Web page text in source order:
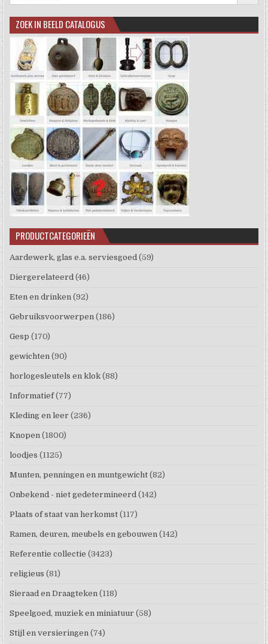
ZOEK IN BEELD CATALOGUS
PRODUCTCATEGORIEËN
Aardewerk, glas e.a. serviesgoed (59)
Diergerelateerd (46)
Eten en drinken (92)
Gebruiksvoorwerpen (186)
Gesp (170)
gewichten (90)
horlogesleutels en klok (88)
Informatief (77)
Kleding en leer (236)
Knopen (1800)
loodjes (1125)
Munten, penningen en muntgewicht (82)
Onbekend - niet gedetermineerd (142)
Plaats of staat van herkomst (117)
Ramen, deuren, meubels en gebouwen (142)
Referentie collectie (3423)
religieus (81)
Sieraad en Draagteken (118)
Speelgoed, muziek en miniatuur (58)
Stijl en versieringen (74)